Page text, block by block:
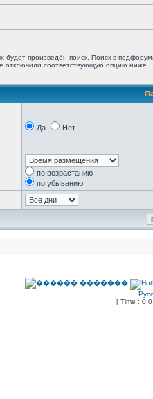
произведён поиск. Поиск в
отключили соответствующую опцию ниже.
Да Нет
по возрастанию
по убыванию
[ Time :